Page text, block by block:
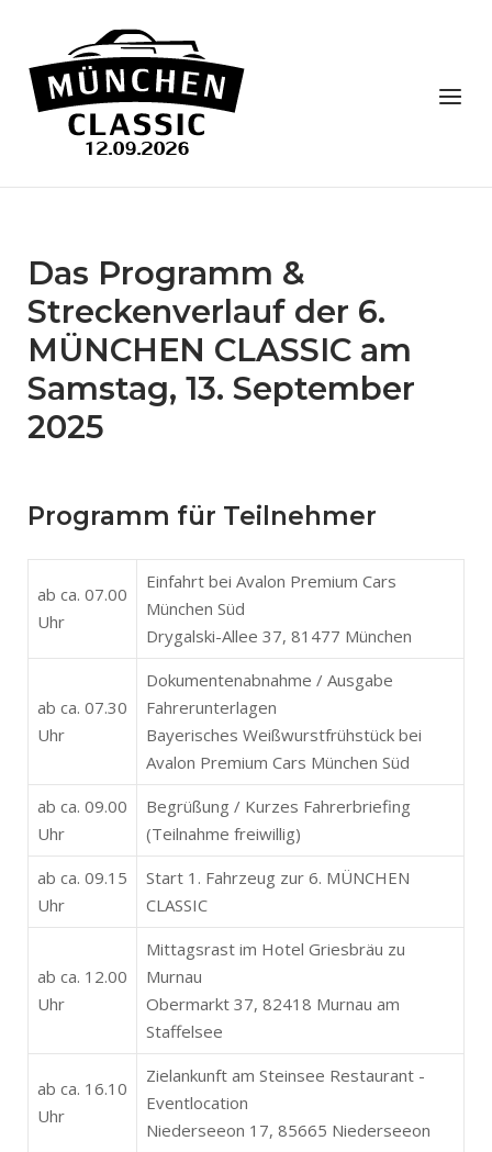
content
Menu
Das Programm &
Streckenverlauf der 6.
MÜNCHEN CLASSIC am
Samstag, 13. September
2025
Programm für Teilnehmer
ab ca. 07.00
Uhr
Einfahrt bei Avalon Premium Cars
München Süd
Drygalski-Allee 37, 81477 München
ab ca. 07.30
Uhr
Dokumentenabnahme / Ausgabe
Fahrerunterlagen
Bayerisches Weißwurstfrühstück bei
Avalon Premium Cars München Süd
ab ca. 09.00
Uhr
Begrüßung / Kurzes Fahrerbriefing
(Teilnahme freiwillig)
ab ca. 09.15
Uhr
Start 1. Fahrzeug zur 6. MÜNCHEN
CLASSIC
ab ca. 12.00
Uhr
Mittagsrast im Hotel Griesbräu zu
Murnau
Obermarkt 37, 82418 Murnau am
Staffelsee
ab ca. 16.10
Uhr
Zielankunft am Steinsee Restaurant -
Eventlocation
Niederseeon 17, 85665 Niederseeon